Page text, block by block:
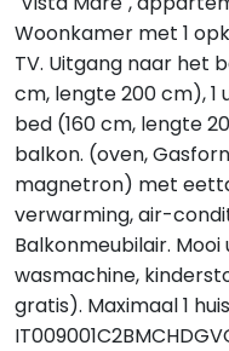
Woonkamer met 1
TV. Uitgang naar het
cm, lengte 200 cm),
bed (160 cm, lengte
balkon. (oven,
magnetron) met
verwarming, air-
Balkonmeubilair.
wasmachine,
gratis). Maximaal 1